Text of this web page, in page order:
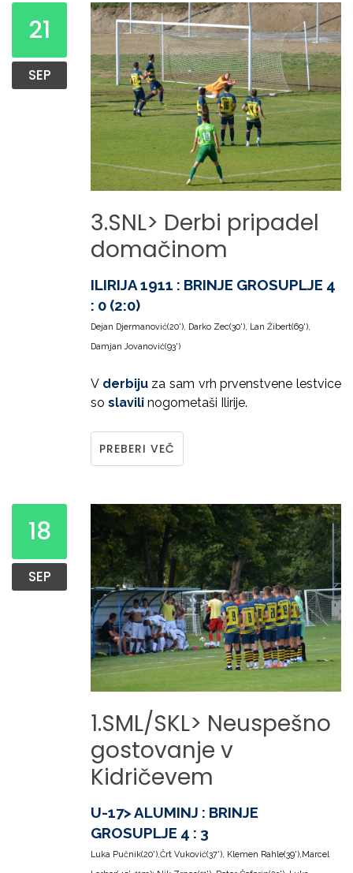
21
SEP
3.SNL> Derbi pripadel
domačinom
ILIRIJA 1911 : BRINJE GROSUPLJE 4
: 0 (2:0)
Dejan Djermanović(20'), Darko Zec(30'), Lan Žibert(69'),
Damjan Jovanović(93')
V derbijuza sam vrh prvenstvene lestvice
so slavili nogometaši Ilirije.
PREBERI VEČ
18
SEP
1.SML/SKL> Neuspešno
gostovanje v
Kidričevem
U-17> ALUMINJ : BRINJE
GROSUPLJE 4 : 3
Luka Pučnik(20'),Črt Vuković(37'), Klemen Rahle(39'),Marcel